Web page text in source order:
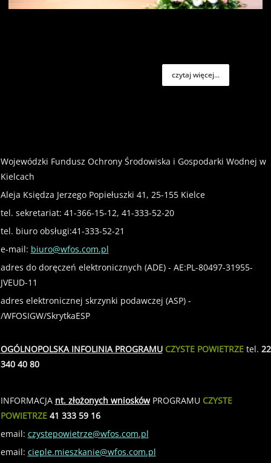
czytaj więcej...
Wojewódzki Fundusz Ochrony Środowiska i Gospodarki Wodnej w
Kielcach
Aleja Księdza Jerzego Popiełuszki 41, 25-155 Kielce
tel. sekretariat: 41-366-15-12, 41-333-52-20
tel. biuro obsługi:41-333-52-21
e-mail: biuro@wfos.com.pl
adres do doręczeń elektronicznych (ADE) - AE:PL-80497-31955-
JVEUD-11
adres elektronicznej skrzynki podawczej (ASP) -
/WFOSIGW/SkrytkaESP
OGÓLNOPOLSKA INFOLINIA PROGRAMUCZYSTE POWIETRZEtel. 22
340 40 80
INFORMACJA nt. złożonych wnioskówPROGRAMU CZYSTE
POWIETRZE41 333 59 16
email: czystepowietrze@wfos.com.pl
email: cieple.mieszkanie@wfos.com.pl